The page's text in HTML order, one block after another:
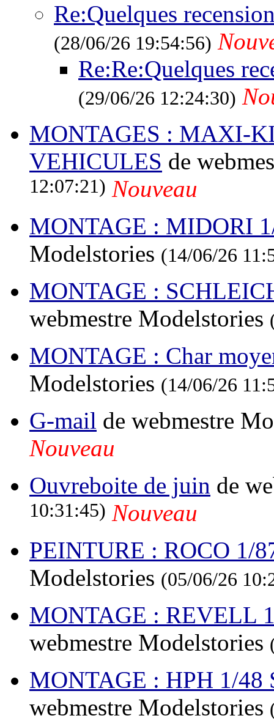
Re:Quelques
(28/06/26 19:54:56)
Re:Re:Quelques
(29/06/26 12:24:30)
MONTAGES : MAXI-
VEHICULES de
12:07:21) Nouveau
MONTAGE : MIDORI
Modelstories (14/06/26
MONTAGE :
webmestre Modelstories
MONTAGE : Char
Modelstories (14/06/26
G-mail de webmestre
Nouveau
Ouvreboite de juin de
10:31:45) Nouveau
PEINTURE : ROCO 1/
Modelstories (05/06/26
MONTAGE : REVELL
webmestre Modelstories
MONTAGE : HPH 1/48
webmestre Modelstories